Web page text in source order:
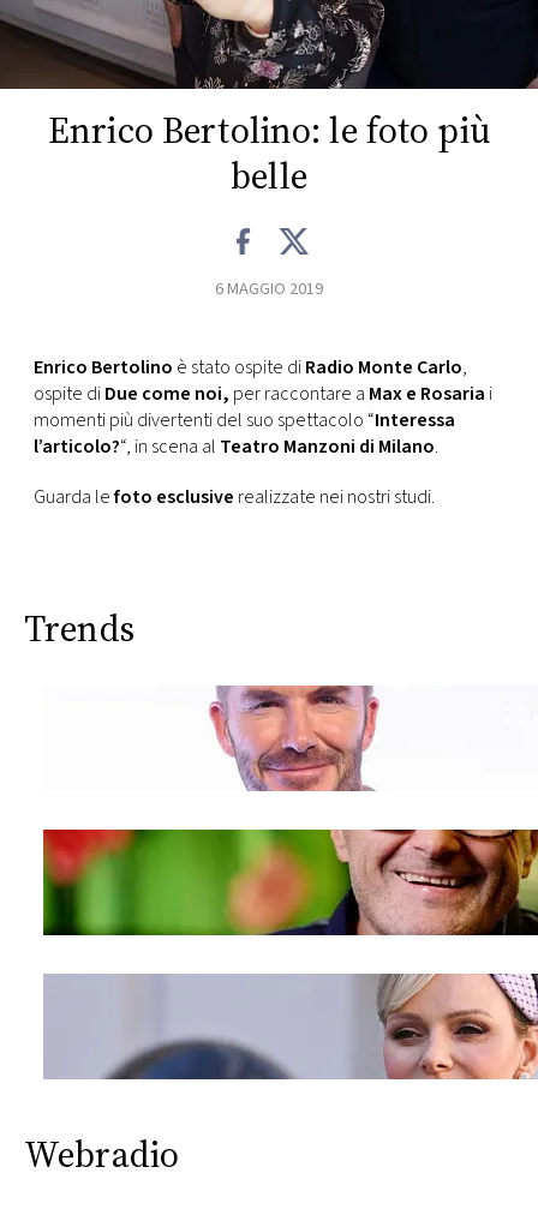
FOTO
CONCORSI
PRINCIPATO
DI
MONACO
Enrico Bertolino: le foto più
belle
6 MAGGIO 2019
Enrico Bertolino è stato ospite diRadio Monte Carlo,
ospite diDue come noi, per raccontare a Max e Rosaria i
momenti più divertenti del suo spettacolo “Interessa
l’articolo?“, in scena al Teatro Manzoni di Milano.
Guarda lefoto esclusive realizzate nei nostri studi.
Trends
Webradio